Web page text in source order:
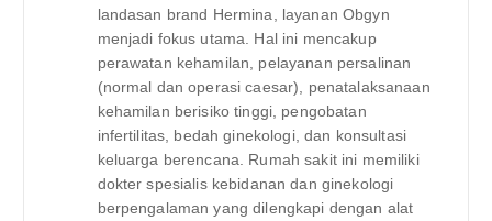
landasan brand Hermina, layanan Obgyn
menjadi fokus utama. Hal ini mencakup
perawatan kehamilan, pelayanan persalinan
(normal dan operasi caesar), penatalaksanaan
kehamilan berisiko tinggi, pengobatan
infertilitas, bedah ginekologi, dan konsultasi
keluarga berencana. Rumah sakit ini memiliki
dokter spesialis kebidanan dan ginekologi
berpengalaman yang dilengkapi dengan alat